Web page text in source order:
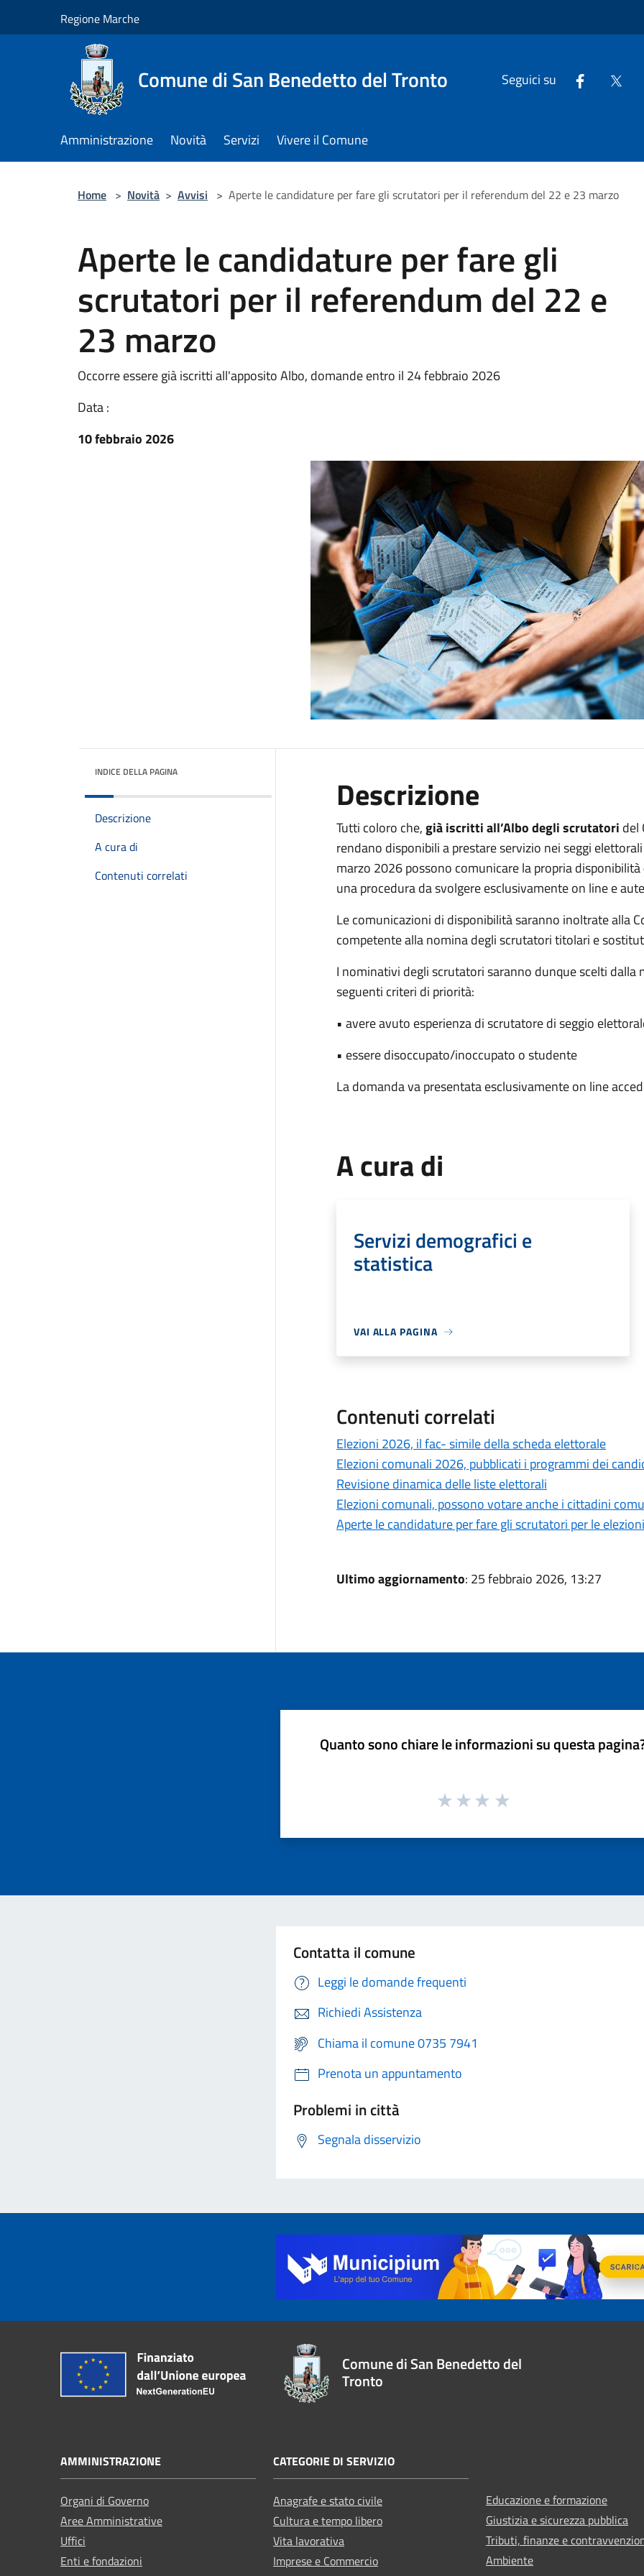
Regione Marche
Comune di San Benedetto del Tronto Seguici su
Amministrazione Novità Servizi Vivere il Comune
Home > Novità > Avvisi > Aperte le candidature per fare gli scrutatori per il referendum del 22 e 23 marzo
Aperte le candidature per fare gli
scrutatori per il referendum del 22 e
23 marzo
Occorre essere già iscritti all'apposito Albo, domande entro il 24 febbraio 2026
Data :
10 febbraio 2026
INDICE DELLA PAGINA
Descrizione
A cura di
Contenuti correlati
Descrizione
Tutti coloro che,già iscritti all’Albo degli scrutatori del
rendano disponibili a prestare servizio nei seggi
marzo 2026 possono comunicare la propria disponibilità
una procedura da svolgere esclusivamente on line e
Le comunicazioni di disponibilità saranno inoltrate alla
competente alla nomina degli scrutatori titolari e
I nominativi degli scrutatori saranno dunque scelti
seguenti criteri di priorità:
• avere avuto esperienza di scrutatore di seggio
• essere disoccupato/inoccupato o studente
La domanda va presentata esclusivamente on line
A cura di
Servizi demografici e
statistica
VAI ALLA PAGINA
Contenuti correlati
Elezioni 2026, il fac- simile della scheda elettorale
Elezioni comunali 2026, pubblicati i programmi dei
Revisione dinamica delle liste elettorali
Elezioni comunali, possono votare anche i cittadini
Aperte le candidature per fare gli scrutatori per le
Ultimo aggiornamento: 25 febbraio 2026, 13:27
Quanto sono chiare le informazioni su questa
Contatta il comune
Leggi le domande frequenti
Richiedi Assistenza
Chiama il comune 0735 7941
Prenota un appuntamento
Problemi in città
Segnala disservizio
Comune di San Benedetto del
Tronto
AMMINISTRAZIONE
Organi di Governo
Aree Amministrative
Uffici
Enti e fondazioni
CATEGORIE DI SERVIZIO
Anagrafe e stato civile
Cultura e tempo libero
Vita lavorativa
Imprese e Commercio
Educazione e formazione
Giustizia e sicurezza pubblica
Tributi, finanze e
Ambiente